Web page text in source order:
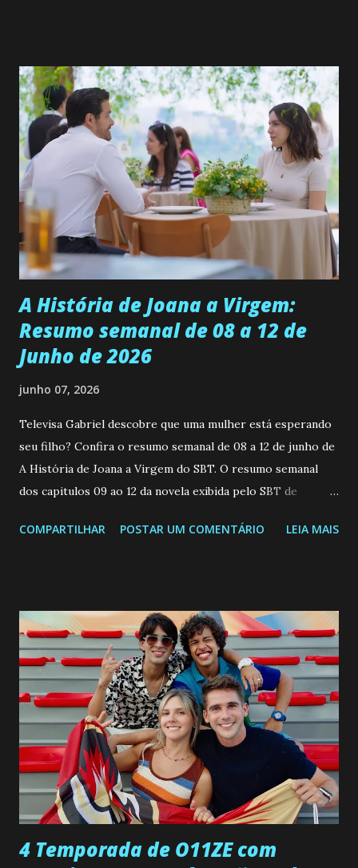
permanecer virgem até encontrar o homem que realmente
ama, o que não é fácil, já que dedica todas as suas energias a
se aprimorar, trabalhando, estudando e se orgulhando de
ser a primeira mulher da família a ingressar na
universidade. Ela tem uma personalidade muito alegre, é
muito madura para a idade, determinada, criativa e
empática. Detesta injustiças e é uma ótima amiga. Pode ser
teimosa e muito persistente quando decide fazer algo.
Durante um exame ginecológico, ela é inseminada por eng...
A História de Joana a Virgem:
Resumo semanal de 08 a 12 de
Junho de 2026
junho 07, 2026
Televisa Gabriel descobre que uma mulher está esperando
seu filho? Confira o resumo semanal de 08 a 12 de junho de
A História de Joana a Virgem do SBT. O resumo semanal
dos capitulos 09 ao 12 da novela exibida pelo SBT de
a Programação Semanal do SBT de 08/06/26 a 14/06/26
confessa a Gabriel que ele demonstrou ser o tipo de
pessoa que ela tanto desejou durante toda a vida. Camila
entra no quarto de Gabriel e imagina como seria o
encontro deles, quando conseguir seduzi-lo. Manuel avisa a
Paula sobre a suposta infidelidade de Gabriel com Joana.
Rogerio consegue se livrar de todas as suspeitas pelo
desaparecimento de Francisco, apontando que ele poderia
ter sido vítima da fúria de Gabriel. Artur informa a Gabriel
que a clínica inseminou por engano outra paciente, que está
...
COMPARTILHAR POSTAR UM COMENTÁRIO LEIA MAIS
4 Temporada de O11ZE com